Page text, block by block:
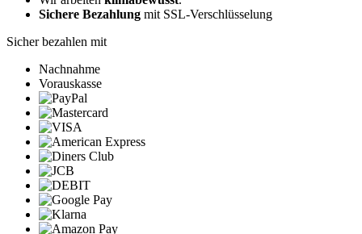
Sichere Bezahlung mit SSL-Verschlüsselung
Sicher bezahlen mit
Nachnahme
Vorauskasse